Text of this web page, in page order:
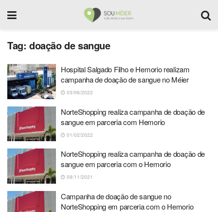
Tag: doação de sangue
Hospital Salgado Filho e Hemorio realizam
campanha de doação de sangue no Méier
03/06/2022
NorteShopping realiza campanha de doação de
sangue em parceria com Hemorio
01/02/2022
NorteShopping realiza campanha de doação de
sangue em parceria com o Hemorio
09/11/2021
Campanha de doação de sangue no
NorteShopping em parceria com o Hemorio